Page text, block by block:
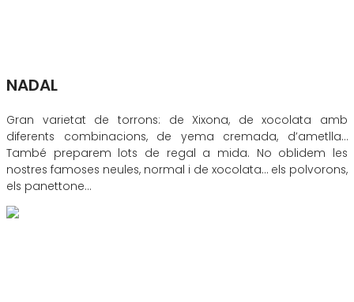
NADAL
Gran varietat de torrons: de Xixona, de xocolata amb
diferents combinacions, de yema cremada, d’ametlla…
També preparem lots de regal a mida. No oblidem les
nostres famoses neules, normal i de xocolata… els polvorons,
els panettone…